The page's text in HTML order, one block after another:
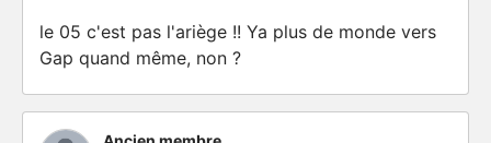
le 05 c'est pas l'ariège !! Ya plus de monde vers
Gap quand même, non ?